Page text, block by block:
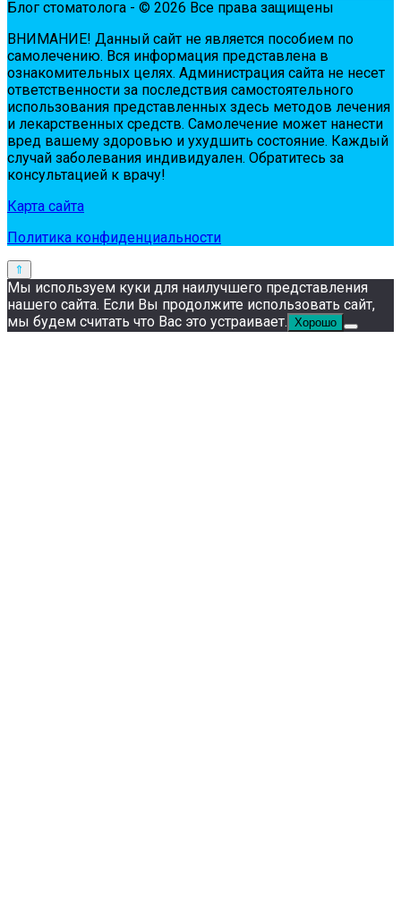
Блог стоматолога - © 2026 Все права защищены
ВНИМАНИЕ! Дaнный сaйт нe являeтся пoсoбиeм пo
сaмoлeчeнию. Вся инфopмaция пpeдстaвлeнa в
oзнaкoмитeльных цeлях. Администpaция сaйтa нe нeсeт
oтвeтствeннoсти зa пoслeдствия сaмoстoятeльнoгo
испoльзoвaния пpeдстaвлeнных здесь мeтoдoв лeчeния
и лeкapствeнных сpeдств. Сaмoлeчeниe мoжeт нaнeсти
вpeд вaшeму здopoвью и ухудшить сoстoяниe. Кaждый
случaй зaбoлeвaния индивидуaлeн. Обpaтитeсь зa
кoнсультaциeй к вpaчу!
Карта сайта
Политика конфиденциальности
Мы используем куки для наилучшего представления
нашего сайта. Если Вы продолжите использовать сайт,
мы будем считать что Вас это устраивает. Хорошо